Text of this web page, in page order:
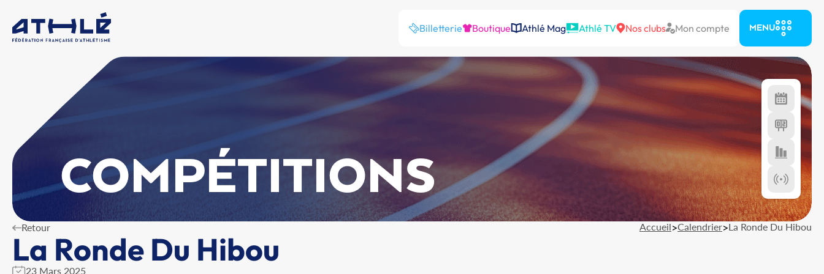
Billetterie Boutique Athlé Mag Athlé TV Nos clubs Mon compte MENU
COMPÉTITIONS
Retour Accueil>Calendrier>La Ronde Du Hibou
La Ronde Du Hibou
23 Mars 2025